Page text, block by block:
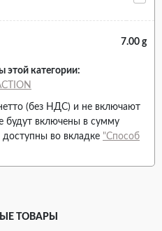
7.00 g
этой категории:
(без НДС) и не включают
будут включены в сумму
доступны во вкладке "Способ
ТОВАРЫ